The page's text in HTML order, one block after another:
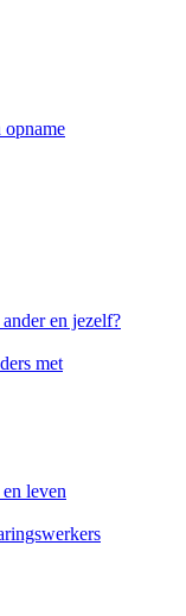
en jezelf?
met
leven